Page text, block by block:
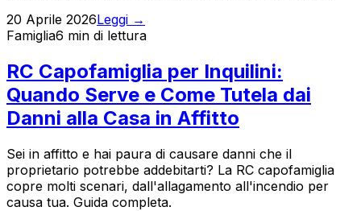
20 Aprile 2026Leggi →
Famiglia6 min di lettura
RC Capofamiglia per Inquilini:
Quando Serve e Come Tutela dai
Danni alla Casa in Affitto
Sei in affitto e hai paura di causare danni che il
proprietario potrebbe addebitarti? La RC capofamiglia
copre molti scenari, dall'allagamento all'incendio per
causa tua. Guida completa.